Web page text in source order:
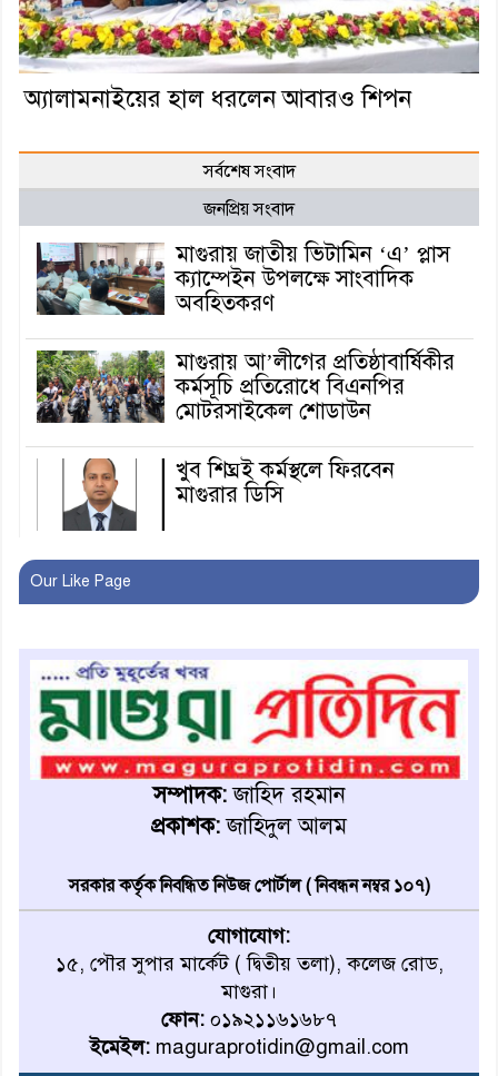
অ্যালামনাইয়ের হাল ধরলেন আবারও শিপন
সর্বশেষ সংবাদ
জনপ্রিয় সংবাদ
মাগুরায় জাতীয় ভিটামিন ‘এ’ প্লাস
ক্যাম্পেইন উপলক্ষে সাংবাদিক
অবহিতকরণ
মাগুরায় আ’লীগের প্রতিষ্ঠাবার্ষিকীর
কর্মসূচি প্রতিরোধে বিএনপির
মোটরসাইকেল শোডাউন
খুব শিঘ্রই কর্মস্থলে ফিরবেন
মাগুরার ডিসি
মহম্মদপুর থানার ওসিকে ক্লোজ
বাবার হাতে বিক্রি টুকটুকি পুলিশের
সহযোগিতায় ফিরলো মায়ের
কোলে
শ্রীপুরে শ্লীলতাহানির অভিযোগে
বিক্ষোভ-সিসি ক্যামেরা ফুটেজ
যাচাইয়ের দাবি অভিযুক্ত শিক্ষকের
মাগুরার কথিত মাদক সম্রাট
আমিরুল গ্রেফতার
মাগুরায় আর্জেন্টিনা ফুটবল
ভক্তদের বর্ণাঢ্য শোভাযাত্রা
মাগুরার ডিসি মোতাকাব্বীর
Our Like Page
সম্পাদক:জাহিদ রহমান
প্রকাশক:জাহিদুল আলম
সরকার কর্তৃক নিবন্ধিত নিউজ পোর্টাল ( নিবন্ধন নম্বর ১০৭)
যোগাযোগ:
১৫, পৌর সুপার মার্কেট ( দ্বিতীয় তলা), কলেজ রোড,
মাগুরা।
ফোন: ০১৯২১১৬১৬৮৭
ইমেইল: maguraprotidin@gmail.com